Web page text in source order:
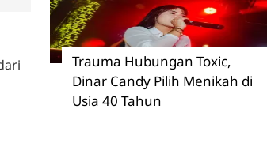
Trauma Hubungan Toxic,
Dinar Candy Pilih Menikah di
Usia 40 Tahun